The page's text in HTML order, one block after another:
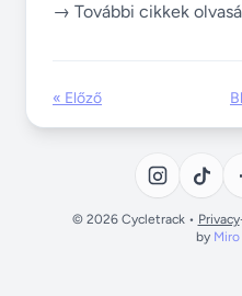
→ További cikkek
« Előző
© 2026 Cycletrack • Privacy
by